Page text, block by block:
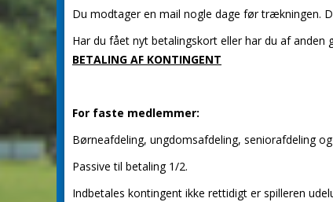
Du modtager en mail nogle dage før trækningen.
Har du fået nyt betalingskort eller har du af
BETALING AF KONTINGENT
For faste medlemmer:
Børneafdeling, ungdomsafdeling, seniorafdeling
Passive til betaling 1/2.
Indbetales kontingent ikke rettidigt er spilleren